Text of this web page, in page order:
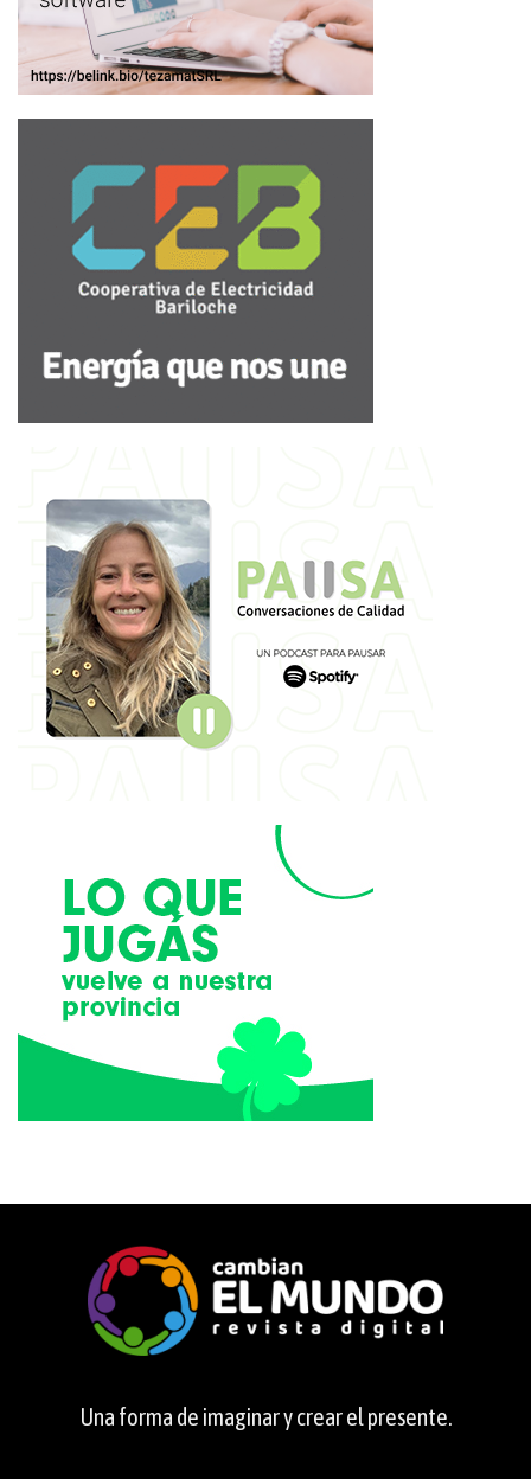
Una forma de imaginar y crear el presente.